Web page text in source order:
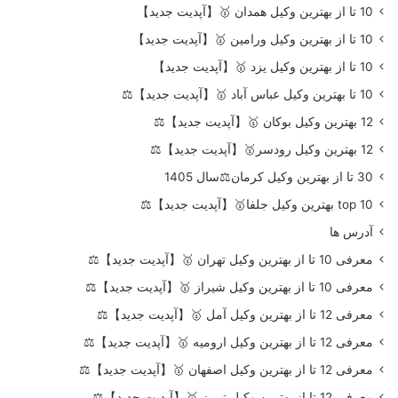
10 تا از بهترین وکیل همدان 🥇【آپدیت جدید】
10 تا از بهترین وکیل ورامین 🥇【آپدیت جدید】
10 تا از بهترین وکیل یزد 🥇【آپدیت جدید】
10 تا بهترین وکیل عباس آباد 🥇【آپدیت جدید】⚖️
12 بهترین وکیل بوکان 🥇【آپدیت جدید】⚖️
12 بهترین وکیل رودسر🥇【آپدیت جدید】⚖️
30 تا از بهترین وکیل کرمان⚖️سال 1405
top 10 بهترین وکیل جلفا🥇【آپدیت جدید】⚖️
آدرس ها
معرفی 10 تا از بهترین وکیل تهران 🥇【آپدیت جدید】⚖️
معرفی 10 تا از بهترین وکیل شیراز 🥇【آپدیت جدید】⚖️
معرفی 12 تا از بهترین وکیل آمل 🥇【آپدیت جدید】⚖️
معرفی 12 تا از بهترین وکیل ارومیه 🥇【آپدیت جدید】⚖️
معرفی 12 تا از بهترین وکیل اصفهان 🥇【آپدیت جدید】⚖️